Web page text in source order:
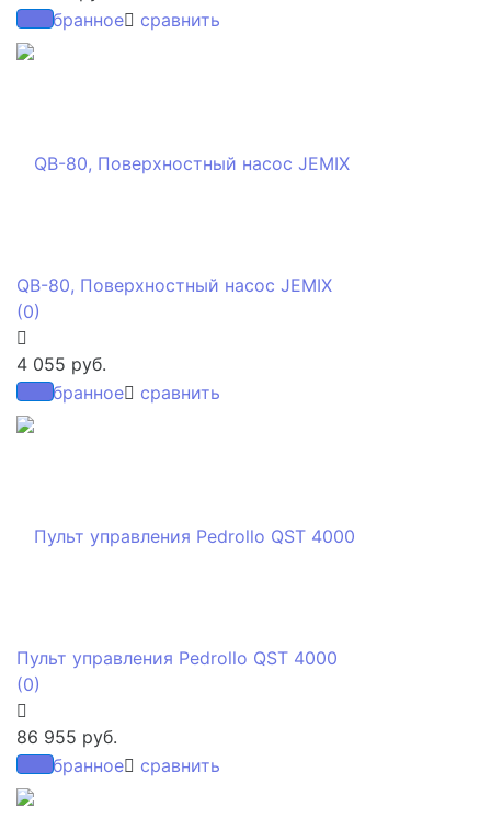
избранное сравнить
избранное сравнить
QB-80, Поверхностный насос JEMIX
(0)
4 055 руб.
избранное сравнить
Пульт управления Pedrollo QST 4000
(0)
86 955 руб.